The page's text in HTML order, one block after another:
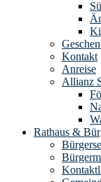
Kontakt
Anreise
Allianz
Rathaus &